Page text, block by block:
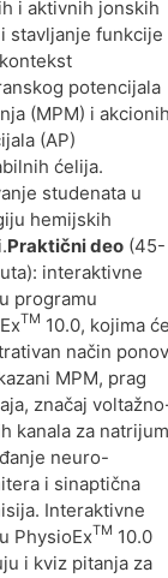
i aktivnih jonskih
stavljanje funkcije
potencijala
(MPM) i
(AP)
ćelija.
studenata u
hemijskih
Praktični deo (45-
interaktivne
programu
TM 10.0, kojima
način
MPM, prag
značaj
kanala za
neuro-
i sinaptična
Interaktivne
PhysioExTM 10.0
i kviz pitanja za